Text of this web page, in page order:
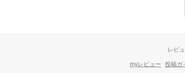
レビ
myレビュー 投稿ガ